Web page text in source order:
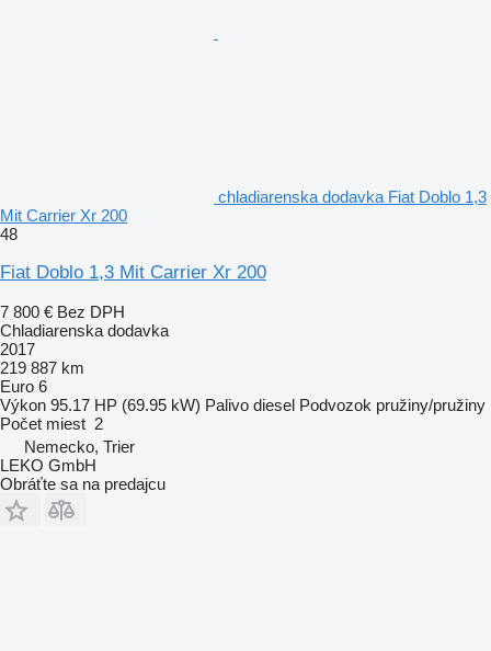
chladiarenska dodavka Fiat Doblo 1,3
Mit Carrier Xr 200
48
Fiat Doblo 1,3 Mit Carrier Xr 200
7 800 € Bez DPH
Chladiarenska dodavka
2017
219 887 km
Euro 6
Výkon 95.17 HP (69.95 kW) Palivo diesel Podvozok pružiny/pružiny
Počet miest 2
Nemecko, Trier
LEKO GmbH
Obráťte sa na predajcu